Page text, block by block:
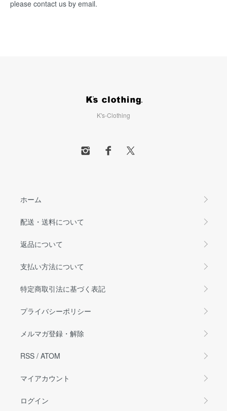
please contact us by email.
K's-Clothing
ホーム
配送・送料について
返品について
支払い方法について
特定商取引法に基づく表記
プライバシーポリシー
メルマガ登録・解除
RSS / ATOM
マイアカウント
ログイン